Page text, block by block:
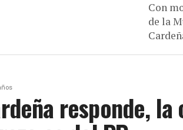
Con
de la
responde,